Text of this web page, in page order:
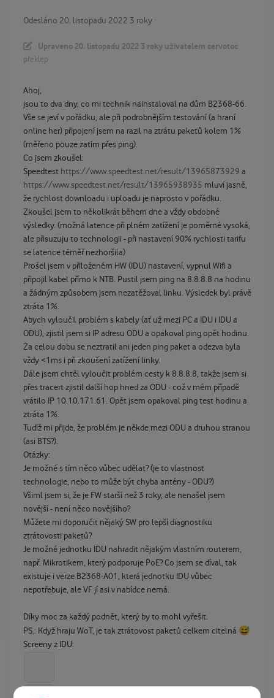
Odesláno 20. listopadu 2022 3 roky ·
Upraveno 20. listopadu 2022 3 roky uživatelem cervotoc
překlep
Ahoj,
jsou to dva dny, co mi technik nainstaloval na dům B2368-66.
Vše se jeví v pořádku, ale při podrobnějším testování (a hraní
online her) připojení jsem na razil na ztrátu paketů kolem 1%
(měřeno pouze zatím přes ping).
Co jsem zkoušel:
Speedtest https://www.speedtest.net/result/13965873929 a
https://www.speedtest.net/result/13965938935 mluví jasně,
že rychlost downloadu i uploadu je naprosto v pořádku.
Zkoušel jsem to několikrát během dne a vždy obdobné
výsledky. (možná latence při plném zatížení je poměrné vysoká,
ale přisuzuju to technologii - při nastavení 90% rychlosti tarifu
se latence téměř nezhoršila)
Prošel jsem v přiloženém HW (IDU) nastavení, vypnul Wifi a
připojil kabel přímo k NTB. Pustil jsem ping na 8.8.8.8 na hodinu
a žádným způsobem jsem nezatěžoval linku. Výsledek byl právě
ztráta 1%.
Abych vyloučil problém s kabely (ať už mezi PC a IDU i IDU a
ODU), zjistil jsem si IP adresu ODU a opakoval ping opět hodinu.
Za celou dobu se neztratil ani jeden ping paket a odezva byla
vždy <1ms i při zkoušení zatížení linky.
Dále jsem chtěl vyloučit problém cesty k 8.8.8.8, takže jsem si
přes tracert zjistil další hop hned za ODU - což v mém případě
vrátilo IP 10.10.171.61. Opět jsem opakoval ping test hodinu a
ztráta 1%.
Tudíž mi přijde, že problém je někde mezi ODU a druhou stranou
(asi BTS?).
Otázky:
Je možné s tím něco vůbec udělat? (je to vlastnost
technologie, nebo to může být chyba antény - ODU?)
Všiml jsem si, že je FW starší než 3 roky, ale nenašel jsem
novější - není něco novějšího?
Můžete mi doporučit nějaký SW pro lepší diagnostiku
ztrátovosti paketů?
Je možné jednotku IDU nahradit nějakým vlastním routerem,
např. Mikrotikem, který podporuje PoE? Co jsem se díval, tak
existuje i verze B2368-A01, která jednotku IDU vůbec
nepotřebuje, ale VF jí asi v nabídce nemá.
Díky moc za každý podnět, který by to mohl vyřešit.
PS.: Když hraju WoT, je tak ztrátovost paketů celkem citelná 😅
Screeny z IDU: